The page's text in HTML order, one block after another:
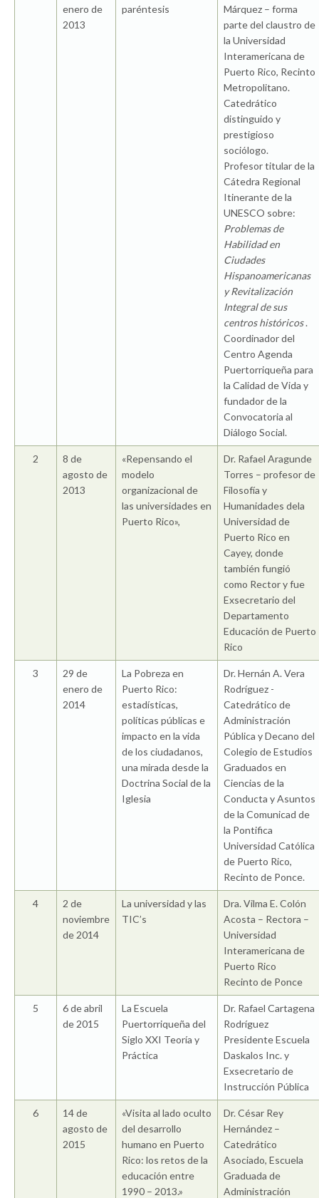
enero de
2013
paréntesis
Márquez – forma
parte del claustro de
la Universidad
Interamericana de
Puerto Rico, Recinto
Metropolitano.
Catedrático
distinguido y
prestigioso
sociólogo.
Profesor titular de la
Cátedra Regional
Itinerante de la
UNESCO sobre:
Problemas de
Habilidad en
Ciudades
Hispanoamericanas
y Revitalización
Integral de sus
centros históricos.
Coordinador del
Centro Agenda
Puertorriqueña para
la Calidad de Vida y
fundador de la
Convocatoria al
Diálogo Social.
2
8 de
agosto de
2013
«Repensando el
modelo
organizacional de
las universidades en
Puerto Rico»,
Dr. Rafael Aragunde
Torres – profesor de
Filosofía y
Humanidades dela
Universidad de
Puerto Rico en
Cayey, donde
también fungió
como Rector y fue
Exsecretario del
Departamento
Educación de Puerto
Rico
3
29 de
enero de
2014
La Pobreza en
Puerto Rico:
estadísticas,
políticas públicas e
impacto en la vida
de los ciudadanos,
una mirada desde la
Doctrina Social de la
Iglesia
Dr. Hernán A. Vera
Rodríguez -
Catedrático de
Administración
Pública y Decano del
Colegio de Estudios
Graduados en
Ciencias de la
Conducta y Asuntos
de la Comunicad de
la Pontifica
Universidad Católica
de Puerto Rico,
Recinto de Ponce.
4
2 de
noviembre
de 2014
La universidad y las
TIC’s
Dra. Vilma E. Colón
Acosta – Rectora –
Universidad
Interamericana de
Puerto Rico
Recinto de Ponce
5
6 de abril
de 2015
La Escuela
Puertorriqueña del
Siglo XXI Teoría y
Práctica
Dr. Rafael Cartagena
Rodríguez
Presidente Escuela
Daskalos Inc. y
Exsecretario de
Instrucción Pública
6
14 de
agosto de
2015
«Visita al lado oculto
del desarrollo
humano en Puerto
Rico: los retos de la
educación entre
1990 – 2013.»
Dr. César Rey
Hernández –
Catedrático
Asociado, Escuela
Graduada de
Administración